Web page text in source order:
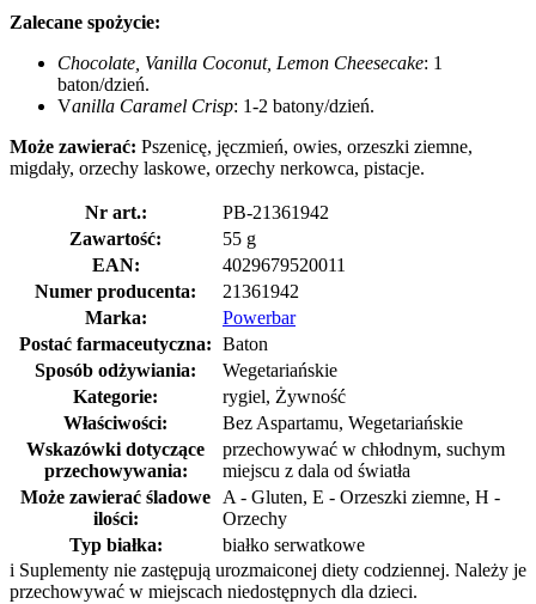
Zalecane spożycie:
Chocolate, Vanilla Coconut, Lemon Cheesecake: 1
baton/dzień.
Vanilla Caramel Crisp: 1-2 batony/dzień.
Może zawierać: Pszenicę, jęczmień, owies, orzeszki ziemne,
migdały, orzechy laskowe, orzechy nerkowca, pistacje.
Nr art.:
PB-21361942
Zawartość:
55 g
EAN:
4029679520011
Numer producenta:
21361942
Marka:
Powerbar
Postać farmaceutyczna: Baton
Sposób odżywiania:
Wegetariańskie
Kategorie:
rygiel, Żywność
Właściwości:
Bez Aspartamu, Wegetariańskie
Wskazówki dotyczące
przechowywania:
przechowywać w chłodnym, suchym
miejscu z dala od światła
Może zawierać śladowe
ilości:
A - Gluten, E - Orzeszki ziemne, H -
Orzechy
Typ białka:
białko serwatkowe
i Suplementy nie zastępują urozmaiconej diety codziennej. Należy je
przechowywać w miejscach niedostępnych dla dzieci.